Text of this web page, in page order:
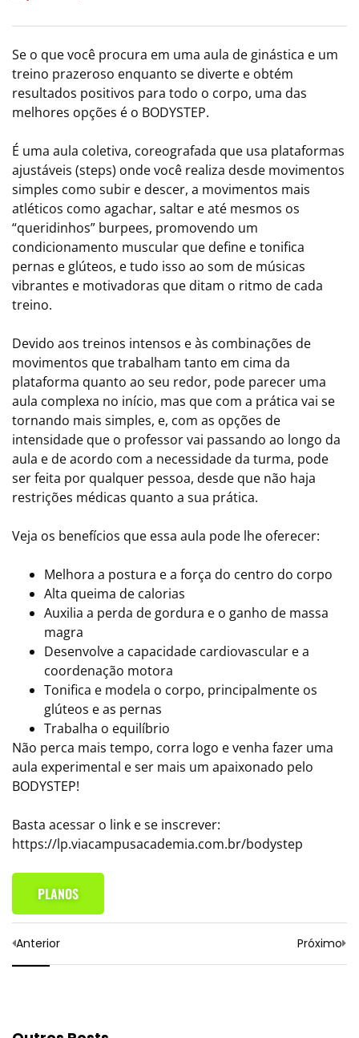
Se o que você procura em uma aula de ginástica e um
treino prazeroso enquanto se diverte e obtém
resultados positivos para todo o corpo, uma das
melhores opções é o BODYSTEP.
É uma aula coletiva, coreografada que usa plataformas
ajustáveis (steps) onde você realiza desde movimentos
simples como subir e descer, a movimentos mais
atléticos como agachar, saltar e até mesmos os
“queridinhos” burpees, promovendo um
condicionamento muscular que define e tonifica
pernas e glúteos, e tudo isso ao som de músicas
vibrantes e motivadoras que ditam o ritmo de cada
treino.
Devido aos treinos intensos e às combinações de
movimentos que trabalham tanto em cima da
plataforma quanto ao seu redor, pode parecer uma
aula complexa no início, mas que com a prática vai se
tornando mais simples, e, com as opções de
intensidade que o professor vai passando ao longo da
aula e de acordo com a necessidade da turma, pode
ser feita por qualquer pessoa, desde que não haja
restrições médicas quanto a sua prática.
Veja os benefícios que essa aula pode lhe oferecer:
Melhora a postura e a força do centro do corpo
Alta queima de calorias
Auxilia a perda de gordura e o ganho de massa
magra
Desenvolve a capacidade cardiovascular e a
coordenação motora
Tonifica e modela o corpo, principalmente os
glúteos e as pernas
Trabalha o equilíbrio
Não perca mais tempo, corra logo e venha fazer uma
aula experimental e ser mais um apaixonado pelo
BODYSTEP!
Basta acessar o link e se inscrever:
https://lp.viacampusacademia.com.br/bodystep
PLANOS
Anterior Próximo